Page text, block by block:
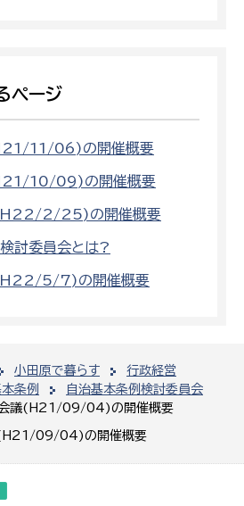
小田原で暮らす
行政経営
条例
自治基本条例検討委員会
議(H21/09/04)の開催概要
09/04)の開催概要
ページ
11/06)の開催概要
10/09)の開催概要
2/25)の開催概要
討委員会とは?
5/7)の開催概要